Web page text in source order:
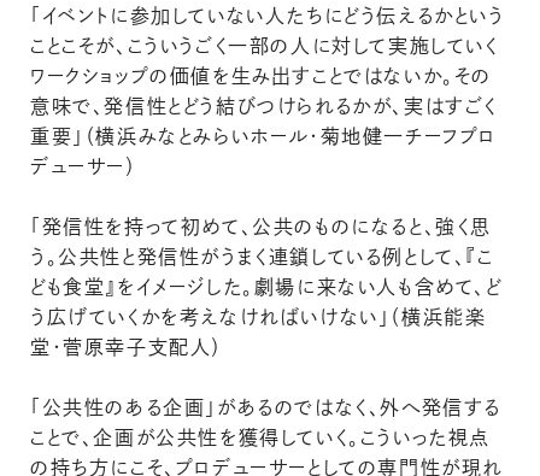
「イベントに参加していない人たちにどう伝えるかという
ことこそが、こういうごく一部の人に対して実施していく
ワークショップの価値を生み出すことではないか。その
意味で、発信性とどう結びつけられるかが、実はすごく
重要」（横浜みなとみらいホール・菊地健一チーフプロ
デューサー）
「発信性を持って初めて、公共のものになると、強く思
う。公共性と発信性がうまく連鎖している例として、『こ
ども食堂』をイメージした。劇場に来ない人も含めて、ど
う広げていくかを考えなければいけない」（横浜能楽
堂・菅原幸子支配人）
「公共性のある企画」があるのではなく、外へ発信する
ことで、企画が公共性を獲得していく。こういった視点
の持ち方にこそ、プロデューサーとしての専門性が現れ